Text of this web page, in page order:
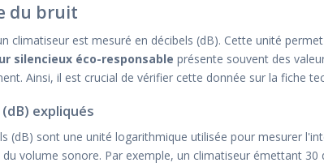
du bruit
climatiseur est mesuré en décibels (dB). Cette unité
silencieux éco-responsable présente souvent des
Ainsi, il est crucial de vérifier cette donnée sur la fiche
expliqués
(dB) sont une unité logarithmique utilisée pour mesurer
volume sonore. Par exemple, un climatiseur émettant